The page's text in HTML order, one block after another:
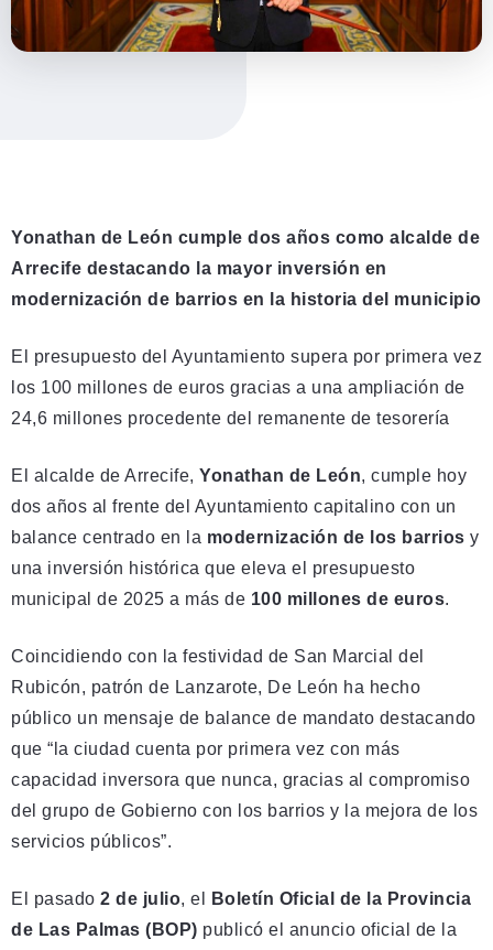
Yonathan de León cumple dos años como alcalde de
Arrecife destacando la mayor inversión en
modernización de barrios en la historia del municipio
El presupuesto del Ayuntamiento supera por primera vez
los 100 millones de euros gracias a una ampliación de
24,6 millones procedente del remanente de tesorería
El alcalde de Arrecife, Yonathan de León, cumple hoy
dos años al frente del Ayuntamiento capitalino con un
balance centrado en la modernización de los barrios y
una inversión histórica que eleva el presupuesto
municipal de 2025 a más de 100 millones de euros.
Coincidiendo con la festividad de San Marcial del
Rubicón, patrón de Lanzarote, De León ha hecho
público un mensaje de balance de mandato destacando
que “la ciudad cuenta por primera vez con más
capacidad inversora que nunca, gracias al compromiso
del grupo de Gobierno con los barrios y la mejora de los
servicios públicos”.
El pasado 2 de julio, el
Boletín Oficial de la Provincia
de Las Palmas (BOP) publicó el anuncio oficial de la